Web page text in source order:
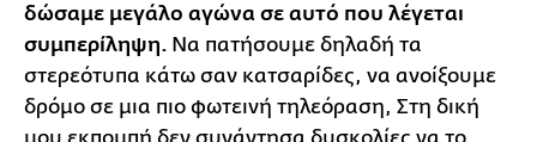
δώσαμε μεγάλο αγώνα σε αυτό που λέγεται
συμπερίληψη. Να πατήσουμε δηλαδή τα
στερεότυπα κάτω σαν κατσαρίδες, να ανοίξουμε
δρόμο σε μια πιο φωτεινή τηλεόραση, Στη δική
μου εκπομπή δεν συνάντησα δυσκολίες να το